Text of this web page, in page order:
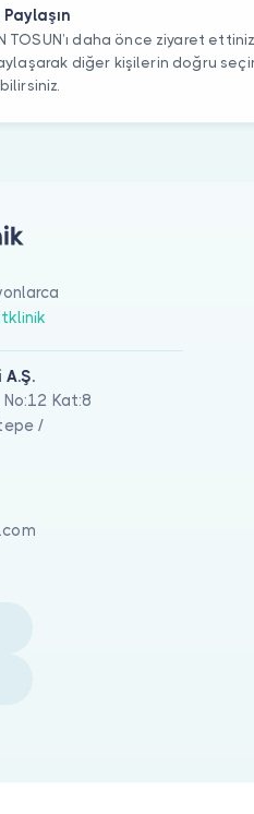
TOSUN’ı daha önce ziyaret
diğer kişilerin doğru
Kat:8
/